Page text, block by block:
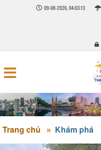
09-08-2026, 04:03:14
Trang chủ Khám phá